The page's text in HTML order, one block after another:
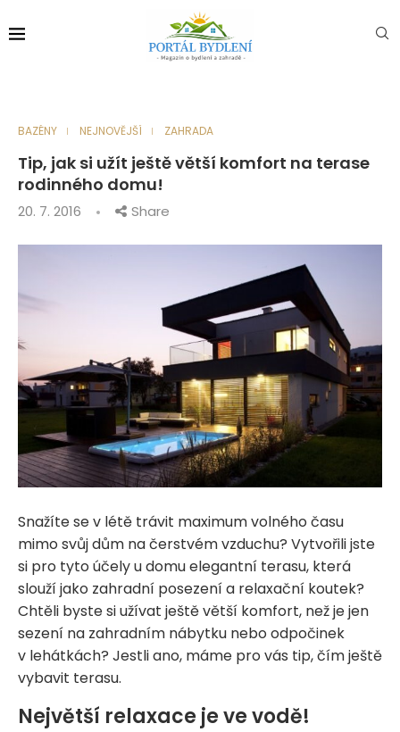
BAZÉNY NEJNOVĚJŠÍ ZAHRADA
Tip, jak si užít ještě větší komfort na terase
rodinného domu!
20. 7. 2016 Share
Snažíte se v létě trávit maximum volného času
mimo svůj dům na čerstvém vzduchu? Vytvořili jste
si pro tyto účely u domu elegantní terasu, která
slouží jako zahradní posezení a relaxační koutek?
Chtěli byste si užívat ještě větší komfort, než je jen
sezení na zahradním nábytku nebo odpočinek
v lehátkách? Jestli ano, máme pro vás tip, čím ještě
vybavit terasu.
Největší relaxace je ve vodě!